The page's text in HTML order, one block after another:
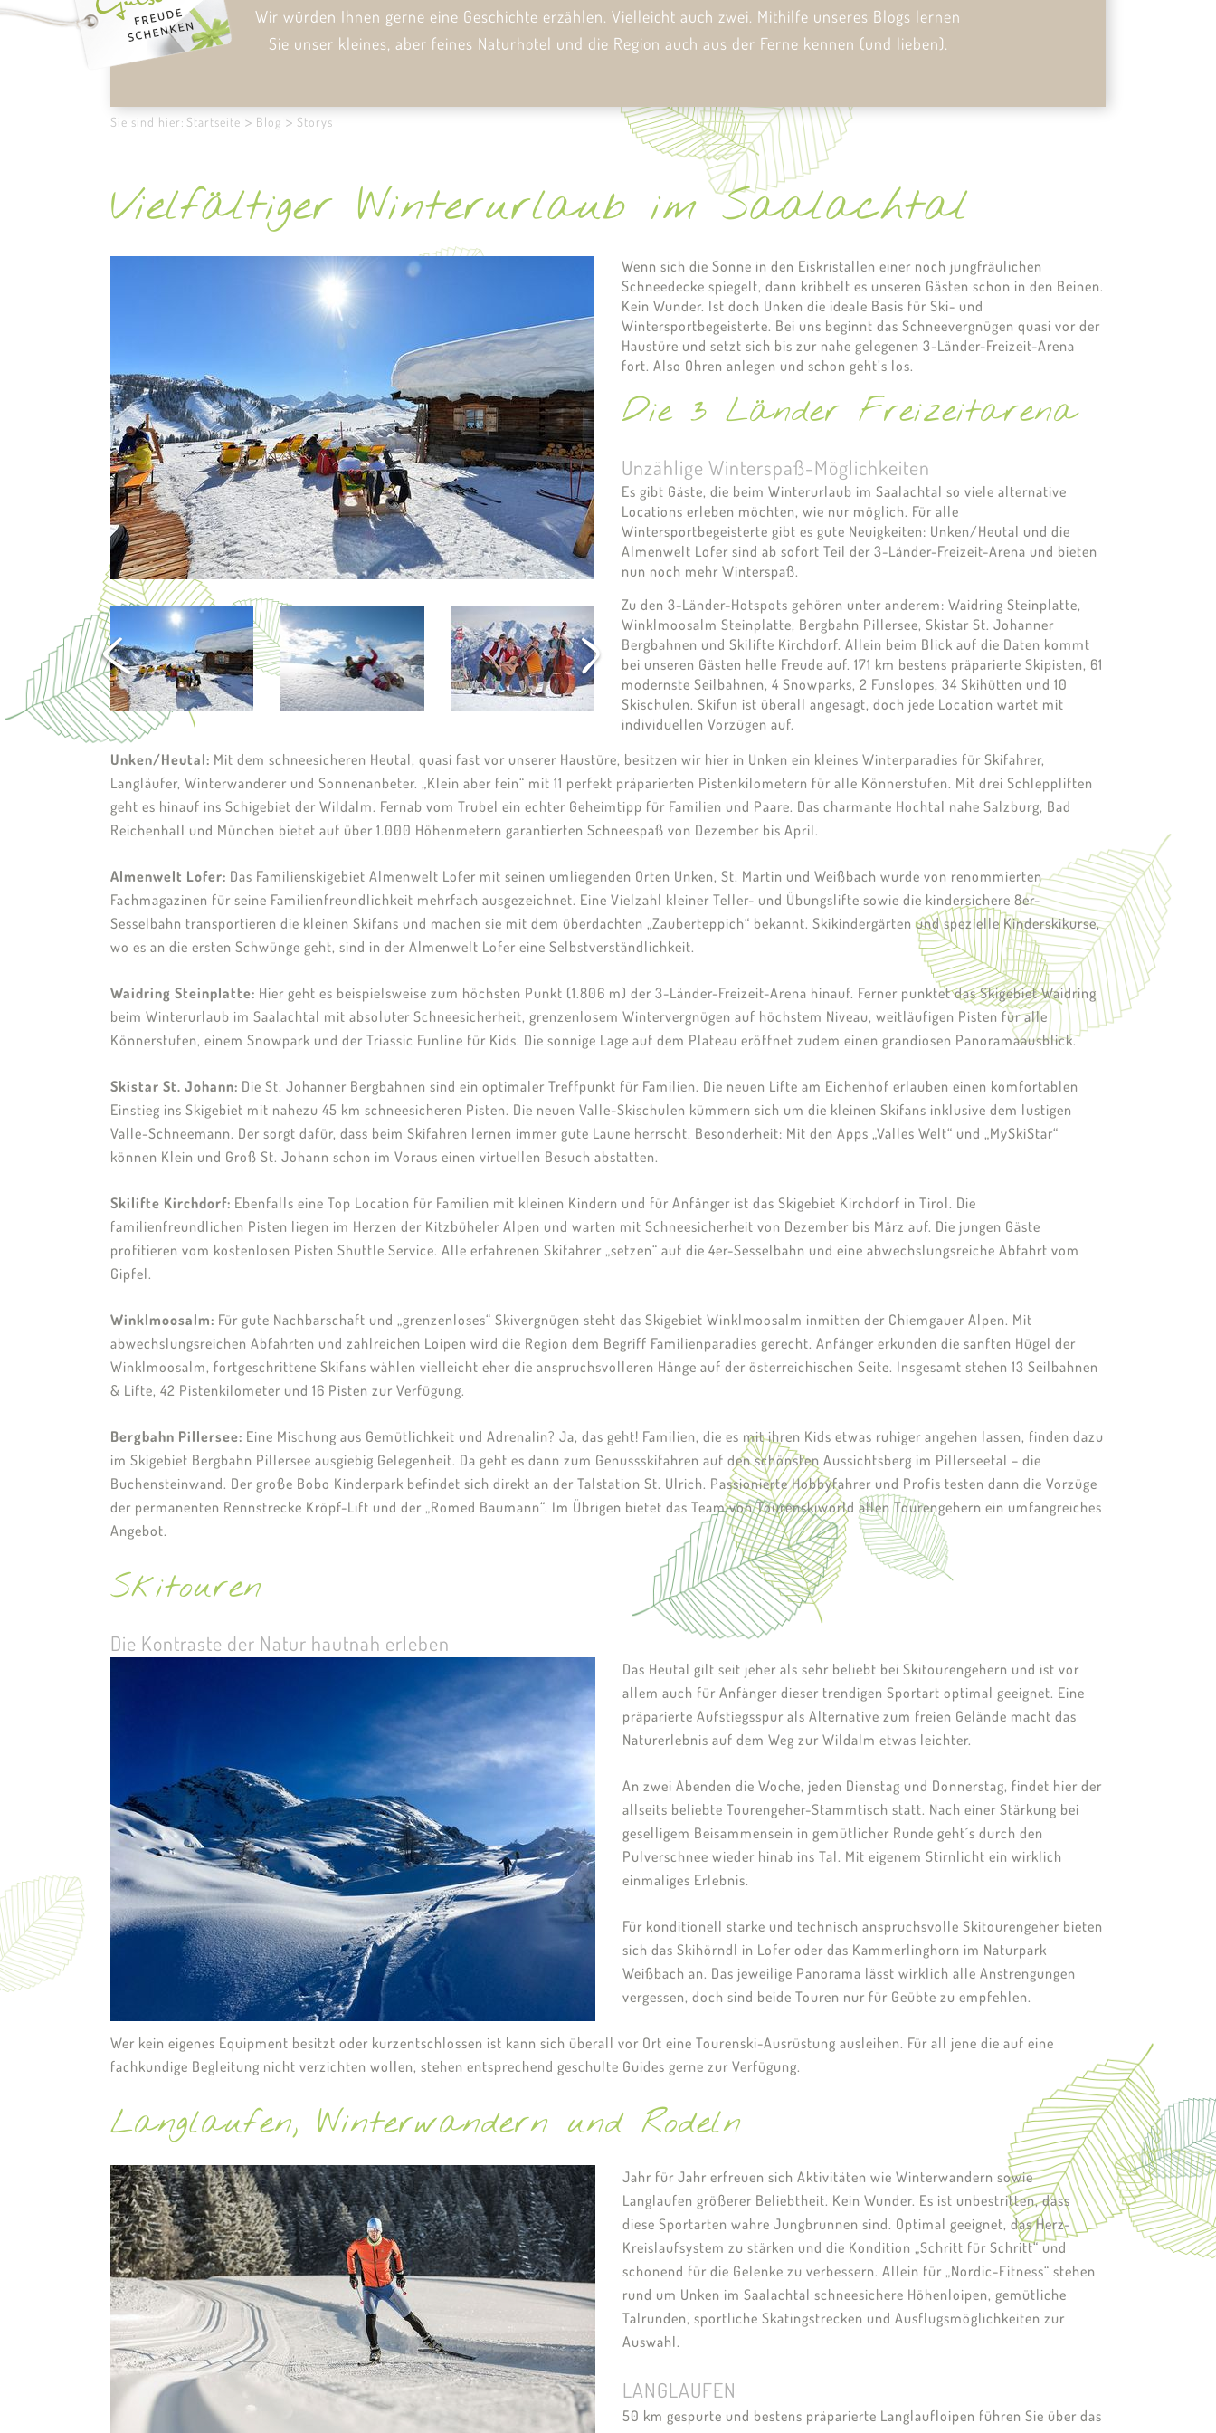
Wir würden Ihnen gerne eine Geschichte erzählen. Vielleicht auch zwei. Mithilfe unseres Blogs lernen
Sie unser kleines, aber feines Naturhotel und die Region auch aus der Ferne kennen (und lieben).
Sie sind hier: Startseite Blog Storys
Vielfältiger Winterurlaub im Saalachtal
Wenn sich die Sonne in den Eiskristallen einer noch jungfräulichen
Schneedecke spiegelt, dann kribbelt es unseren Gästen schon in den Beinen.
Kein Wunder. Ist doch Unken die ideale Basis für Ski- und
Wintersportbegeisterte. Bei uns beginnt das Schneevergnügen quasi vor der
Haustüre und setzt sich bis zur nahe gelegenen 3-Länder-Freizeit-Arena
fort. Also Ohren anlegen und schon geht’s los.
Die 3 Länder Freizeitarena
Unzählige Winterspaß-Möglichkeiten
Es gibt Gäste, die beim Winterurlaub im Saalachtal so viele alternative
Locations erleben möchten, wie nur möglich. Für alle
Wintersportbegeisterte gibt es gute Neuigkeiten: Unken/Heutal und die
Almenwelt Lofer sind ab sofort Teil der 3-Länder-Freizeit-Arena und bieten
nun noch mehr Winterspaß.
Zu den 3-Länder-Hotspots gehören unter anderem: Waidring Steinplatte,
Winklmoosalm Steinplatte, Bergbahn Pillersee, Skistar St. Johanner
Bergbahnen und Skilifte Kirchdorf. Allein beim Blick auf die Daten kommt
bei unseren Gästen helle Freude auf. 171 km bestens präparierte Skipisten, 61
modernste Seilbahnen, 4 Snowparks, 2 Funslopes, 34 Skihütten und 10
Skischulen. Skifun ist überall angesagt, doch jede Location wartet mit
individuellen Vorzügen auf.
Unken/Heutal: Mit dem schneesicheren Heutal, quasi fast vor unserer Haustüre, besitzen wir hier in Unken ein kleines Winterparadies für Skifahrer,
Langläufer, Winterwanderer und Sonnenanbeter. „Klein aber fein“ mit 11 perfekt präparierten Pistenkilometern für alle Könnerstufen. Mit drei Schleppliften
geht es hinauf ins Schigebiet der Wildalm. Fernab vom Trubel ein echter Geheimtipp für Familien und Paare. Das charmante Hochtal nahe Salzburg, Bad
Reichenhall und München bietet auf über 1.000 Höhenmetern garantierten Schneespaß von Dezember bis April.
Almenwelt Lofer: Das Familienskigebiet Almenwelt Lofer mit seinen umliegenden Orten Unken, St. Martin und Weißbach wurde von renommierten
Fachmagazinen für seine Familienfreundlichkeit mehrfach ausgezeichnet. Eine Vielzahl kleiner Teller- und Übungslifte sowie die kindersichere 8er-
Sesselbahn transportieren die kleinen Skifans und machen sie mit dem überdachten „Zauberteppich“ bekannt. Skikindergärten und spezielle Kinderskikurse,
wo es an die ersten Schwünge geht, sind in der Almenwelt Lofer eine Selbstverständlichkeit.
Waidring Steinplatte: Hier geht es beispielsweise zum höchsten Punkt (1.806 m) der 3-Länder-Freizeit-Arena hinauf. Ferner punktet das Skigebiet Waidring
beim Winterurlaub im Saalachtal mit absoluter Schneesicherheit, grenzenlosem Wintervergnügen auf höchstem Niveau, weitläufigen Pisten für alle
Könnerstufen, einem Snowpark und der Triassic Funline für Kids. Die sonnige Lage auf dem Plateau eröffnet zudem einen grandiosen Panoramaausblick.
Skistar St. Johann: Die St. Johanner Bergbahnen sind ein optimaler Treffpunkt für Familien. Die neuen Lifte am Eichenhof erlauben einen komfortablen
Einstieg ins Skigebiet mit nahezu 45 km schneesicheren Pisten. Die neuen Valle-Skischulen kümmern sich um die kleinen Skifans inklusive dem lustigen
Valle-Schneemann. Der sorgt dafür, dass beim Skifahren lernen immer gute Laune herrscht. Besonderheit: Mit den Apps „Valles Welt“ und „MySkiStar“
können Klein und Groß St. Johann schon im Voraus einen virtuellen Besuch abstatten.
Skilifte Kirchdorf: Ebenfalls eine Top Location für Familien mit kleinen Kindern und für Anfänger ist das Skigebiet Kirchdorf in Tirol. Die
familienfreundlichen Pisten liegen im Herzen der Kitzbüheler Alpen und warten mit Schneesicherheit von Dezember bis März auf. Die jungen Gäste
profitieren vom kostenlosen Pisten Shuttle Service. Alle erfahrenen Skifahrer „setzen“ auf die 4er-Sesselbahn und eine abwechslungsreiche Abfahrt vom
Gipfel.
Winklmoosalm: Für gute Nachbarschaft und „grenzenloses“ Skivergnügen steht das Skigebiet Winklmoosalm inmitten der Chiemgauer Alpen. Mit
abwechslungsreichen Abfahrten und zahlreichen Loipen wird die Region dem Begriff Familienparadies gerecht. Anfänger erkunden die sanften Hügel der
Winklmoosalm, fortgeschrittene Skifans wählen vielleicht eher die anspruchsvolleren Hänge auf der österreichischen Seite. Insgesamt stehen 13 Seilbahnen
& Lifte, 42 Pistenkilometer und 16 Pisten zur Verfügung.
Bergbahn Pillersee: Eine Mischung aus Gemütlichkeit und Adrenalin? Ja, das geht! Familien, die es mit ihren Kids etwas ruhiger angehen lassen, finden dazu
im Skigebiet Bergbahn Pillersee ausgiebig Gelegenheit. Da geht es dann zum Genussskifahren auf den schönsten Aussichtsberg im Pillerseetal – die
Buchensteinwand. Der große Bobo Kinderpark befindet sich direkt an der Talstation St. Ulrich. Passionierte Hobbyfahrer und Profis testen dann die Vorzüge
der permanenten Rennstrecke Kröpf-Lift und der „Romed Baumann“. Im Übrigen bietet das Team von Tourenskiworld allen Tourengehern ein umfangreiches
Angebot.
Skitouren
Die Kontraste der Natur hautnah erleben
Das Heutal gilt seit jeher als sehr beliebt bei Skitourengehern und ist vor
allem auch für Anfänger dieser trendigen Sportart optimal geeignet. Eine
präparierte Aufstiegsspur als Alternative zum freien Gelände macht das
Naturerlebnis auf dem Weg zur Wildalm etwas leichter.
An zwei Abenden die Woche, jeden Dienstag und Donnerstag, findet hier der
allseits beliebte Tourengeher-Stammtisch statt. Nach einer Stärkung bei
geselligem Beisammensein in gemütlicher Runde geht´s durch den
Pulverschnee wieder hinab ins Tal. Mit eigenem Stirnlicht ein wirklich
einmaliges Erlebnis.
Für konditionell starke und technisch anspruchsvolle Skitourengeher bieten
sich das Skihörndl in Lofer oder das Kammerlinghorn im Naturpark
Weißbach an. Das jeweilige Panorama lässt wirklich alle Anstrengungen
vergessen, doch sind beide Touren nur für Geübte zu empfehlen.
Wer kein eigenes Equipment besitzt oder kurzentschlossen ist kann sich überall vor Ort eine Tourenski-Ausrüstung ausleihen. Für all jene die auf eine
fachkundige Begleitung nicht verzichten wollen, stehen entsprechend geschulte Guides gerne zur Verfügung.
Langlaufen, Winterwandern und Rodeln
Jahr für Jahr erfreuen sich Aktivitäten wie Winterwandern sowie
Langlaufen größerer Beliebtheit. Kein Wunder. Es ist unbestritten, dass
diese Sportarten wahre Jungbrunnen sind. Optimal geeignet, das Herz-
Kreislaufsystem zu stärken und die Kondition „Schritt für Schritt“ und
schonend für die Gelenke zu verbessern. Allein für „Nordic-Fitness“ stehen
rund um Unken im Saalachtal schneesichere Höhenloipen, gemütliche
Talrunden, sportliche Skatingstrecken und Ausflugsmöglichkeiten zur
Auswahl.
LANGLAUFEN
50 km gespurte und bestens präparierte Langlaufloipen führen Sie über das